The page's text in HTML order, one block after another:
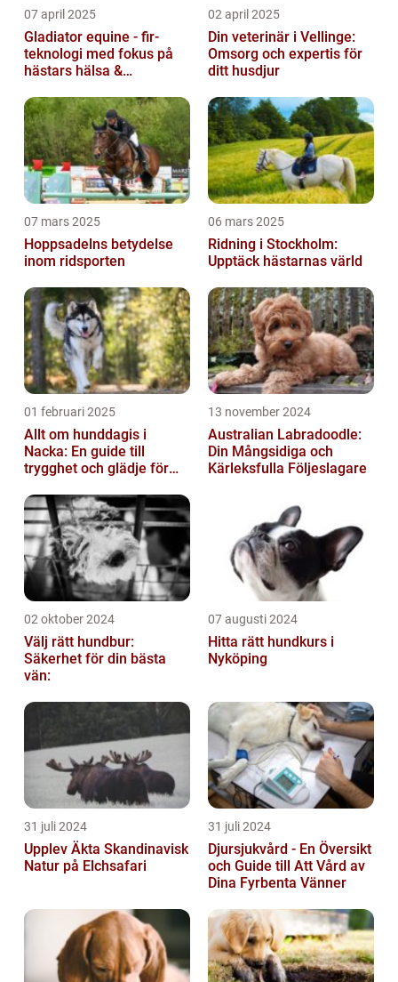
07 april 2025
Gladiator equine - fir-
teknologi med fokus på
hästars hälsa &
02 april 2025
Din veterinär i Vellinge:
Omsorg och expertis för
ditt husdjur
07 mars 2025
Hoppsadelns betydelse
inom ridsporten
06 mars 2025
Ridning i Stockholm:
Upptäck hästarnas värld
01 februari 2025
Allt om hunddagis i
Nacka: En guide till
trygghet och glädje för
13 november 2024
Australian Labradoodle:
Din Mångsidiga och
Kärleksfulla Följeslagare
02 oktober 2024
Välj rätt hundbur:
Säkerhet för din bästa
vän:
07 augusti 2024
Hitta rätt hundkurs i
Nyköping
31 juli 2024
Upplev Äkta Skandinavisk
Natur på Elchsafari
31 juli 2024
Djursjukvård - En Översikt
och Guide till Att Vård av
Dina Fyrbenta Vänner